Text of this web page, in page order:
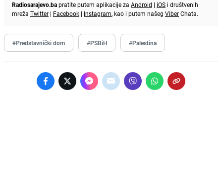
Radiosarajevo.bapratite putem aplikacije za Android | iOS i društvenih
mreža Twitter | Facebook | Instagram, kao i putem našeg ViberChata.
#Predstavnički dom #PSBiH #Palestina